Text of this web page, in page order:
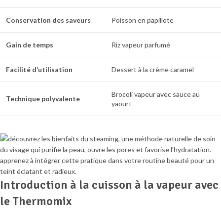
Conservation des saveurs Poisson en papillote
Gain de temps Riz vapeur parfumé
Facilité d’utilisation Dessert à la crème caramel
Technique polyvalente
Brocoli vapeur avec sauce au
yaourt
Introduction à la cuisson à la vapeur avec
le Thermomix